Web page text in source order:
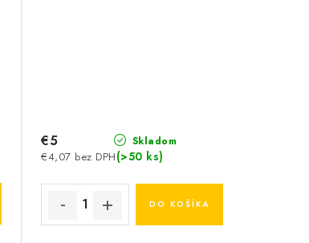
Skladom
(>50 ks)
€4,07 bez DPH
€5
DO KOŠÍKA